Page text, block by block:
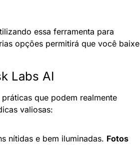
opções permitirá que você baixe
Labs AI
que podem realmente
valiosas:
nítidas e bem iluminadas. Fotos